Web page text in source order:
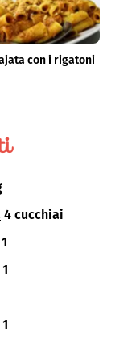
con i rigatoni
4 cucchiai
1
1
1